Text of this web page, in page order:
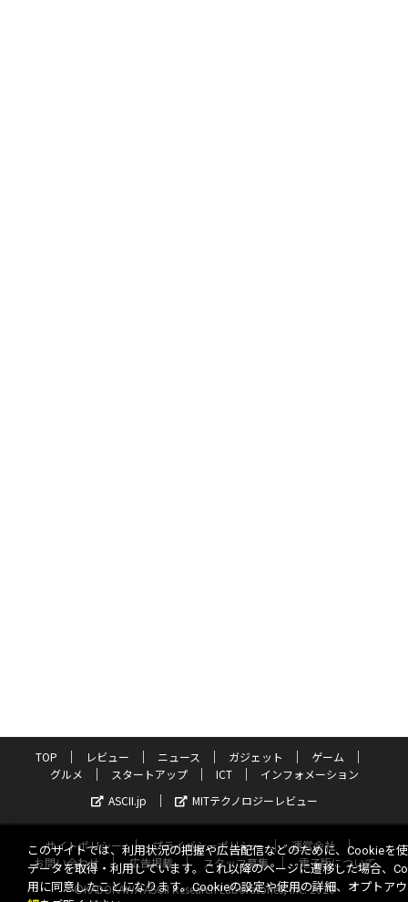
TOP レビュー ニュース ガジェット
ゲーム
グルメ
スタートアップ ICT
インフォメーション
ASCII.jp
MITテクノロジーレビュー
サイトポリシー プライバシーポリシー
運営会社
お問い合わせ
広告掲載 スタッフ募集
電子版について
©KADOKAWA ASCII Research Laboratories, Inc. 2026
このサイトでは、利用状況の把握や広告配信などのために、Cookieを
データを取得・利用しています。これ以降のページに遷移した場合、
用に同意したことになります。Cookieの設定や使用の詳細、オプトア